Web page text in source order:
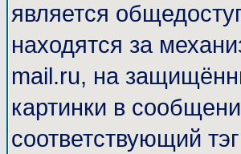
является
находятся за
mail.ru, на
картинки в
соответствующий